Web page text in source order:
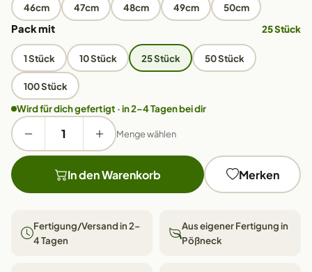
46cm 47cm 48cm 49cm 50cm
Pack mit 25 Stück
1 Stück 10 Stück 25 Stück 50 Stück
100 Stück
Wird für dich gefertigt · in 2–4 Tagen bei dir
Menge wählen
In den Warenkorb Merken
Fertigung/Versand in 2–
4 Tagen
Aus eigener Fertigung in
Pößneck